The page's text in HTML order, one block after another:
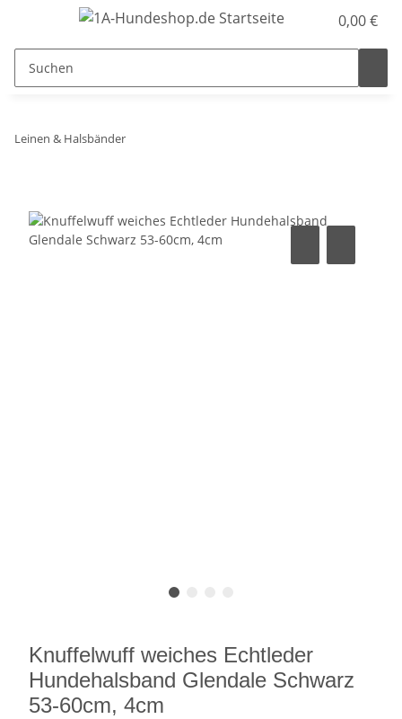
0,00 €
Leinen & Halsbänder
Knuffelwuff weiches Echtleder
Hundehalsband Glendale Schwarz
53-60cm, 4cm